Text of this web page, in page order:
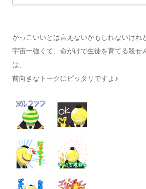
かっこいいとは言えないかもしれないけれ
宇宙一強くて、命がけで生徒を育てる殺せ
は、
前向きなトークにピッタリですよ♪